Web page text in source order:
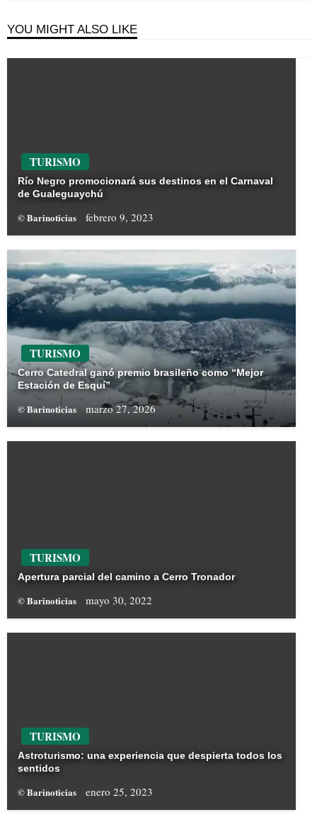
YOU MIGHT ALSO LIKE
TURISMO
Río Negro promocionará sus destinos en el Carnaval
de Gualeguaychú
© Barinoticias febrero 9, 2023
TURISMO
Cerro Catedral ganó premio brasileño como “Mejor
Estación de Esquí”
© Barinoticias marzo 27, 2026
TURISMO
Apertura parcial del camino a Cerro Tronador
© Barinoticias mayo 30, 2022
TURISMO
Astroturismo: una experiencia que despierta todos los
sentidos
© Barinoticias enero 25, 2023